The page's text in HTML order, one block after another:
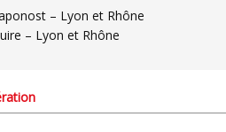
– Lyon et Rhône
– Lyon et Rhône